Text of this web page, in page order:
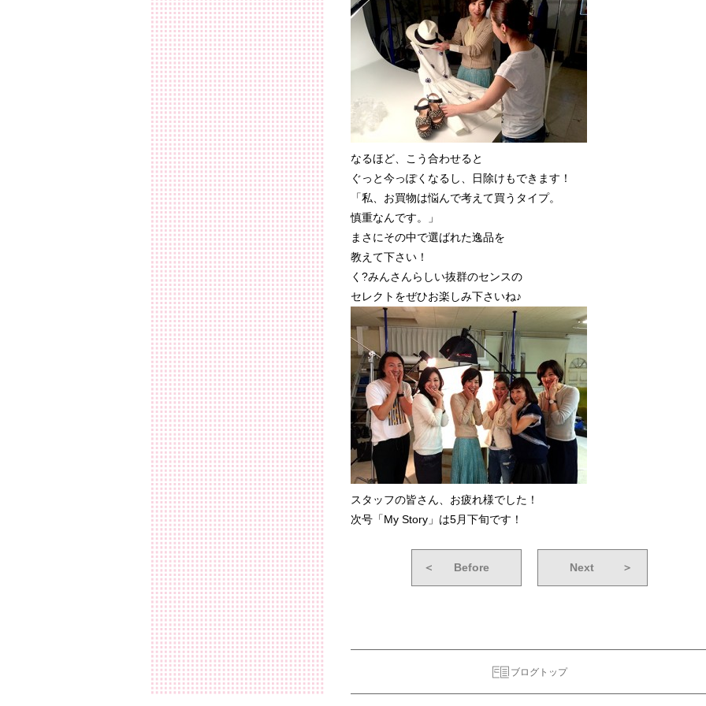
なるほど、こう合わせると
ぐっと今っぽくなるし、日除けもできます！
「私、お買物は悩んで考えて買うタイプ。
慎重なんです。」
まさにその中で選ばれた逸品を
教えて下さい！
く?みんさんらしい抜群のセンスの
セレクトをぜひお楽しみ下さいね♪
スタッフの皆さん、お疲れ様でした！
次号「My Story」は5月下旬です！
＜ Before Next ＞
ブログトップ